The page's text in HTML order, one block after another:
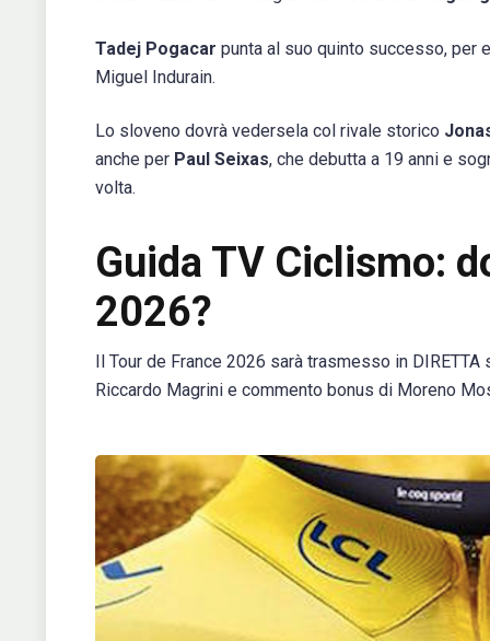
Tadej Pogacar punta al suo quinto successo, per
Miguel Indurain.
Lo sloveno dovrà vedersela col rivale storico
anche per Paul Seixas, che debutta a 19 anni e
volta.
Guida TV Ciclismo:
2026?
Il Tour de France 2026 sarà trasmesso in DIRETTA
Riccardo Magrini e commento bonus di Moreno